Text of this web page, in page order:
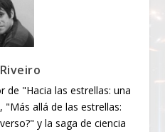
de "Hacia las estrellas: una
"Más allá de las estrellas:
y la saga de ciencia